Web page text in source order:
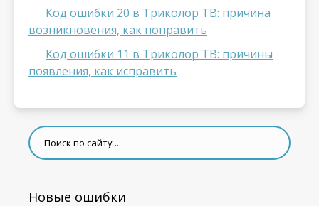
Код ошибки 20 в Триколор ТВ: причина
возникновения, как поправить
Код ошибки 11 в Триколор ТВ: причины
появления, как исправить
Новые ошибки